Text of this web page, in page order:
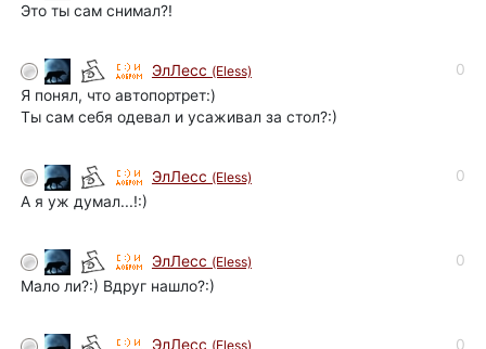
Это ты сам снимал?!
ЭлЛесс (Eless)
0
Я понял, что автопортрет:)
Ты сам себя одевал и усаживал за стол?:)
ЭлЛесс (Eless)
0
А я уж думал...!:)
ЭлЛесс (Eless)
0
Мало ли?:) Вдруг нашло?:)
ЭлЛесс (Eless)
0